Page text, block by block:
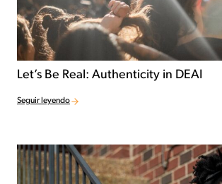
Let’s Be Real: Authenticity in DEAI
Seguir leyendo